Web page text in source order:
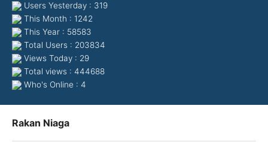
Users Yesterday : 319
This Month : 1242
This Year : 58583
Total Users : 203834
Views Today : 29
Total views : 444688
Who's Online : 4
Rakan Niaga